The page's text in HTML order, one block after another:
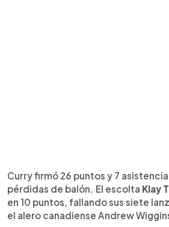
Curry firmó 26 puntos y 7
pérdidas de balón. El escolta Klay
en 10 puntos, fallando sus siete
el alero canadiense Andrew